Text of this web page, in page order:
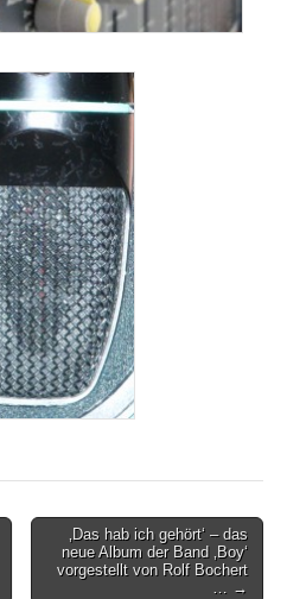
‚Das hab ich gehört‘ – das
neue Album der Band ‚Boy‘
vorgestellt von Rolf Bochert
… →